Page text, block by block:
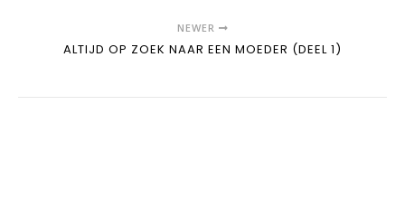
NEWER
ALTIJD OP ZOEK NAAR EEN MOEDER (DEEL 1)